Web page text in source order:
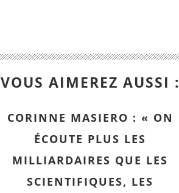
VOUS AIMEREZ AUSSI :
CORINNE MASIERO : « ON
ÉCOUTE PLUS LES
MILLIARDAIRES QUE LES
SCIENTIFIQUES, LES